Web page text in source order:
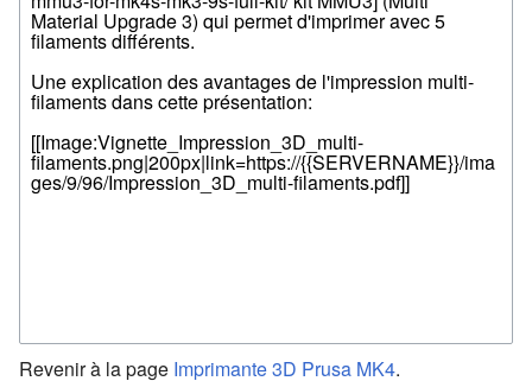
Revenir à la page Imprimante 3D Prusa MK4.